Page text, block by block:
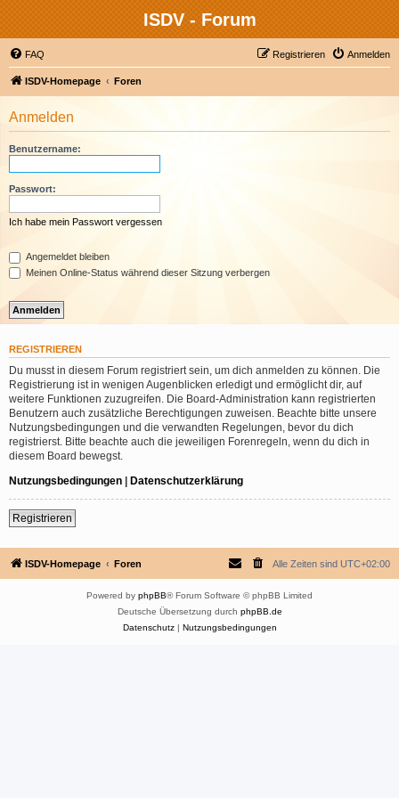
ISDV - Forum
FAQ Anmelden
Registrieren
ISDV-Homepage Foren
Anmelden
Benutzername:
Passwort:
Ich habe mein Passwort vergessen
Angemeldet bleiben
Meinen Online-Status während dieser Sitzung verbergen
REGISTRIEREN
Du musst in diesem Forum registriert sein, um dich anmelden zu können. Die
Registrierung ist in wenigen Augenblicken erledigt und ermöglicht dir, auf
weitere Funktionen zuzugreifen. Die Board-Administration kann registrierten
Benutzern auch zusätzliche Berechtigungen zuweisen. Beachte bitte unsere
Nutzungsbedingungen und die verwandten Regelungen, bevor du dich
registrierst. Bitte beachte auch die jeweiligen Forenregeln, wenn du dich in
diesem Board bewegst.
Nutzungsbedingungen | Datenschutzerklärung
Registrieren
ISDV-Homepage Foren Alle Zeiten sind UTC+02:00
Powered by phpBB® Forum Software © phpBB Limited
Deutsche Übersetzung durch phpBB.de
Datenschutz| Nutzungsbedingungen